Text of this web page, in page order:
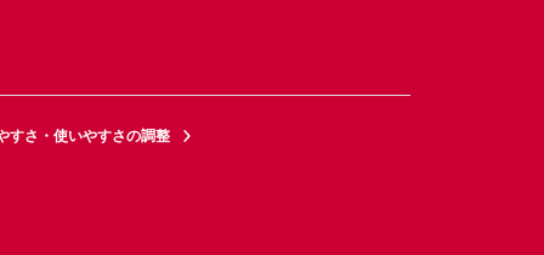
すさ・使いやすさの調整